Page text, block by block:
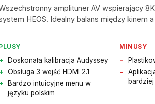
amplituner AV wspierający
HEOS. Idealny balans między kinem
PLUSY
Doskonała kalibracja Audyssey
Obsługa 3 wejść HDMI 2.1
Bardzo intuicyjne menu w
języku polskim
MINUSY